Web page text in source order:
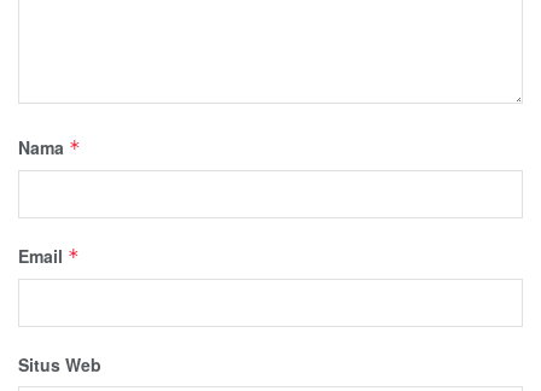
Nama *
Email *
Situs Web